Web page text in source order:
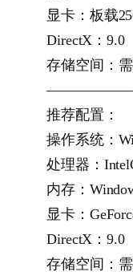
显卡：板载
DirectX：9.0
存储空间：
推荐配置：
操作系统：
处理器：
内存：
显卡：
DirectX：9.0
存储空间：